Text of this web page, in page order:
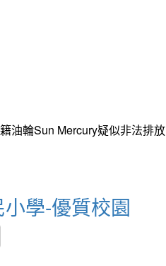
油輪Sun Mercury疑似非法排放
學-優質校園